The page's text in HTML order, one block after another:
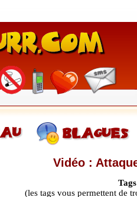
Vidéo :
(les tags vous permettent de